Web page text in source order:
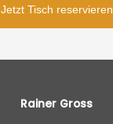
Jetzt Tisch reservieren
Rainer Gross